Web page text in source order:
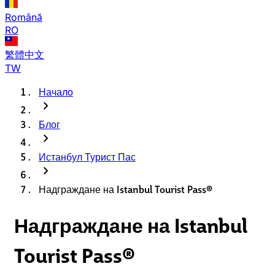
Română
RO
繁體中文
TW
Начало
chevron_right
Блог
chevron_right
Истанбул Турист Пас
chevron_right
Надграждане на Istanbul Tourist Pass®
Надграждане на Istanbul
Tourist Pass®